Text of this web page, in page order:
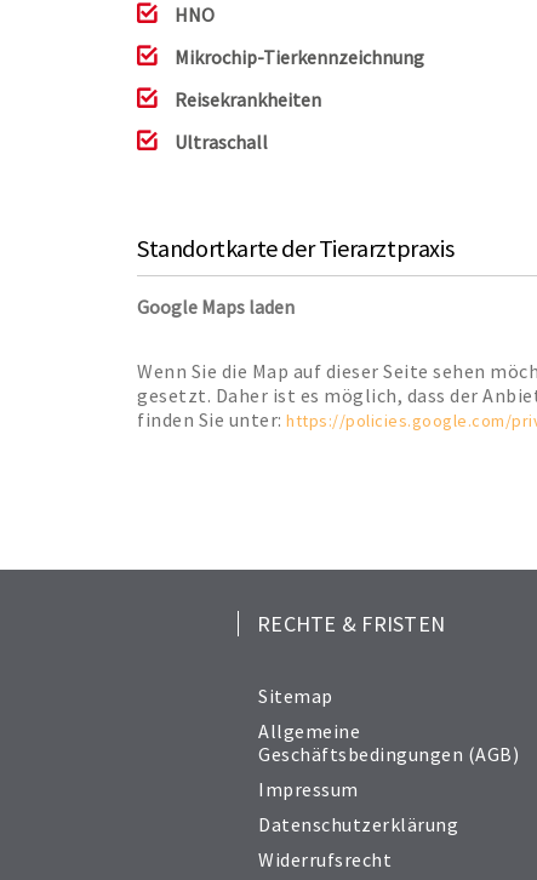
HNO
Mikrochip-Tierkennzeichnung
Reisekrankheiten
Ultraschall
Standortkarte der Tierarztpraxis
Google Maps laden
Wenn Sie die Map auf dieser Seite sehen
gesetzt. Daher ist es möglich, dass der
finden Sie unter: https://policies.google.com/
RECHTE & FRISTEN
Sitemap
Allgemeine
Geschäftsbedingungen (AGB)
Impressum
Datenschutzerklärung
Widerrufsrecht